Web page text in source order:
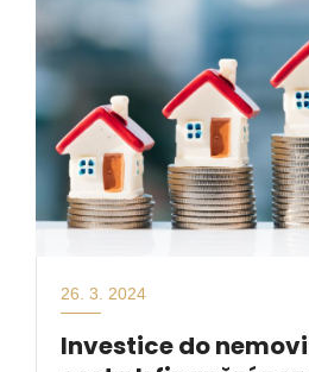
26. 3. 2024
Investice do